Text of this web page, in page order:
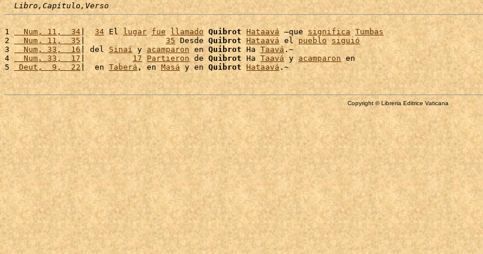
Libro,Capítulo,Verso
1
  Num, 11,  34
| 34 El lugar fue llamado Quibrot Hataavá –que significa Tumbas
2
  Num, 11,  35
| 35 Desde Quibrot Hataavá el pueblo siguió
3
  Num, 33,  16
| del Sinaí y acamparon en Quibrot Ha Taavá.~
4
  Num, 33,  17
| 17 Partieron de Quibrot Ha Taavá y acamparon en
5
Deut,  9,  22 |  en Taberá , en Masá y en Quibrot Hataavá
Copyright © Libreria Editrice Vaticana